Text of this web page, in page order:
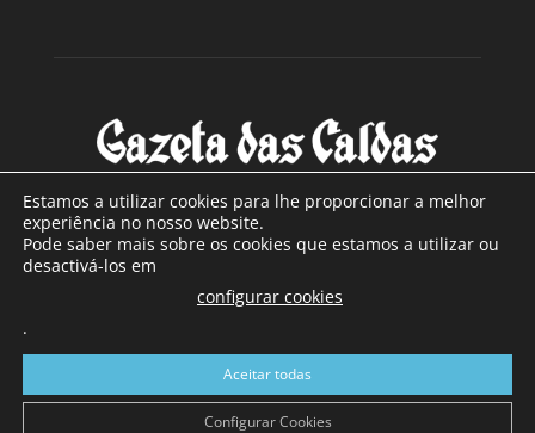
SOBRE NÓS
Com sede nas Caldas da Rainha e mais de 90 anos de
a sul de distrito de Leiria, com mais de 40.000 leitores por
toda a região Oeste. Jornal com distribuição em Portugal
Continental e assinatura online.
Estamos a utilizar cookies para lhe proporcionar a melhor
experiência no nosso website.
Pode saber mais sobre os cookies que estamos a utilizar ou
desactivá-los em
configurar cookies
.
Aceitar todas
Configurar Cookies